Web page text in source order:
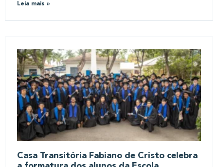
Leia mais »
Casa Transitória Fabiano de Cristo celebra